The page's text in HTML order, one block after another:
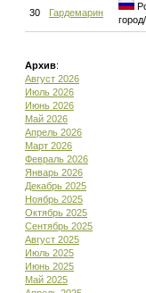
30 Гардемарин
Архив:
Август 2026
Июль 2026
Июнь 2026
Май 2026
Апрель 2026
Март 2026
Февраль 2026
Январь 2026
Декабрь 2025
Ноябрь 2025
Октябрь 2025
Сентябрь 2025
Август 2025
Июль 2025
Июнь 2025
Май 2025